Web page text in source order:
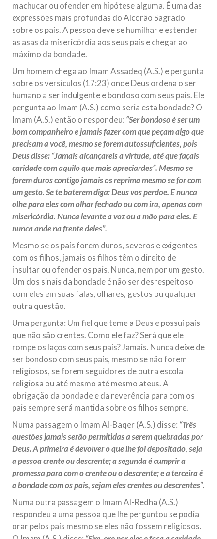
machucar ou ofender em hipótese alguma. É uma das
expressões mais profundas do Alcorão Sagrado
sobre os pais. A pessoa deve se humilhar e estender
as asas da misericórdia aos seus pais e chegar ao
máximo da bondade.
Um homem chega ao Imam Assadeq (A.S.) e pergunta
sobre os versículos (17:23) onde Deus ordena o ser
humano a ser indulgente e bondoso com seus pais. Ele
pergunta ao Imam (A.S.) como seria esta bondade? O
Imam (A.S.) então o respondeu: “Ser bondoso é ser um
bom companheiro e jamais fazer com que peçam algo que
precisam a você, mesmo se forem autossuficientes, pois
Deus disse:“Jamais alcançareis a virtude, até que façais
caridade com aquilo que mais apreciardes”. Mesmo se
forem duros contigo jamais os reprima mesmo se for com
um gesto. Se te baterem diga: Deus vos perdoe. E nunca
olhe para eles com olhar fechado ou com ira, apenas com
misericórdia. Nunca levante a voz ou a mão para eles. E
nunca ande na frente deles”.
Mesmo se os pais forem duros, severos e exigentes
com os filhos, jamais os filhos têm o direito de
insultar ou ofender os pais. Nunca, nem por um gesto.
Um dos sinais da bondade é não ser desrespeitoso
com eles em suas falas, olhares, gestos ou qualquer
outra questão.
Uma pergunta: Um fiel que teme a Deus e possui pais
que não são crentes. Como ele faz? Será que ele
rompe os laços com seus pais? Jamais. Nunca deixe de
ser bondoso com seus pais, mesmo se não forem
religiosos, se forem seguidores de outra escola
religiosa ou até mesmo até mesmo ateus. A
obrigação da bondade e da reverência para com os
pais sempre será mantida sobre os filhos sempre.
Numa passagem o Imam Al-Baqer (A.S.) disse: “Três
questões jamais serão permitidas a serem quebradas por
Deus. A primeira é devolver o que lhe foi depositado, seja
a pessoa crente ou descrente; a segunda é cumprir a
promessa para com o crente ou o descrente; e a terceira é
a bondade com os pais, sejam eles crentes ou descrentes”.
Numa outra passagem o Imam Al-Redha (A.S.)
respondeu a uma pessoa que lhe perguntou se podia
orar pelos pais mesmo se eles não fossem religiosos.